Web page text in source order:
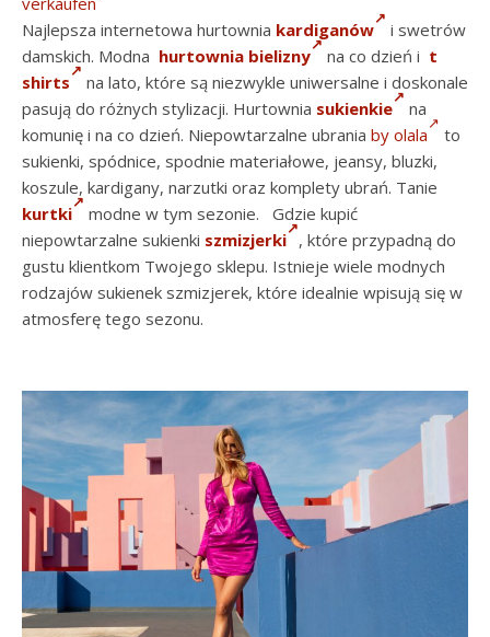
Najlepsza internetowa hurtownia kardiganów
i swetrów
damskich. Modna hurtownia bielizny na co dzień i t
shirts
na lato, które są niezwykle uniwersalne i doskonale
pasują do różnych stylizacji. Hurtownia sukienkie
na
komunię i na co dzień. Niepowtarzalne ubrania by olala
to
sukienki, spódnice, spodnie materiałowe, jeansy, bluzki,
koszule, kardigany, narzutki oraz komplety ubrań. Tanie
kurtki
modne w tym sezonie. Gdzie kupić
niepowtarzalne sukienki szmizjerki , które przypadną do
gustu klientkom Twojego sklepu. Istnieje wiele modnych
rodzajów sukienek szmizjerek, które idealnie wpisują się w
atmosferę tego sezonu.